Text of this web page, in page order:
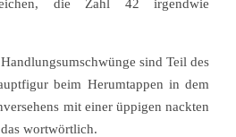
die Zahl 42 irgendwie
sind Teil des
beim Herumtappen in dem
mit einer üppigen nackten
wortwörtlich.